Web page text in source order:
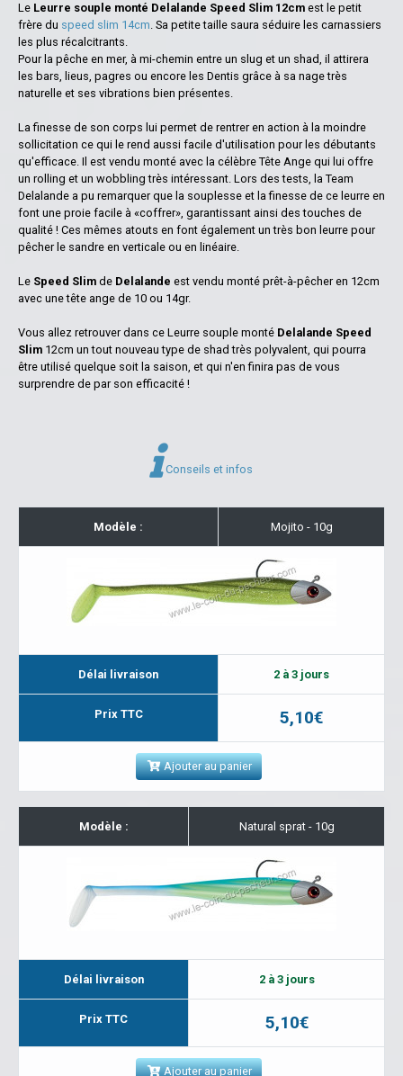
Le Leurre souple monté Delalande Speed Slim 12cm est le petit
frère du speed slim 14cm. Sa petite taille saura séduire les carnassiers
les plus récalcitrants.
Pour la pêche en mer, à mi-chemin entre un slug et un shad, il attirera
les bars, lieus, pagres ou encore les Dentis grâce à sa nage très
naturelle et ses vibrations bien présentes.
La finesse de son corps lui permet de rentrer en action à la moindre
sollicitation ce qui le rend aussi facile d'utilisation pour les débutants
qu'efficace. Il est vendu monté avec la célèbre Tête Ange qui lui offre
un rolling et un wobbling très intéressant. Lors des tests, la Team
Delalande a pu remarquer que la souplesse et la finesse de ce leurre en
font une proie facile à «coffrer», garantissant ainsi des touches de
qualité ! Ces mêmes atouts en font également un très bon leurre pour
pêcher le sandre en verticale ou en linéaire.
Le Speed Slim de Delalande est vendu monté prêt-à-pêcher en 12cm
avec une tête ange de 10 ou 14gr.
Vous allez retrouver dans ce Leurre souple monté Delalande Speed
Slim 12cm un tout nouveau type de shad très polyvalent, qui pourra
être utilisé quelque soit la saison, et qui n'en finira pas de vous
surprendre de par son efficacité !
Conseils et infos
Modèle : Mojito - 10g
Délai livraison 2 à 3 jours
Prix TTC 5,10€
Ajouter au panier
Modèle : Natural sprat - 10g
Délai livraison 2 à 3 jours
Prix TTC 5,10€
Ajouter au panier